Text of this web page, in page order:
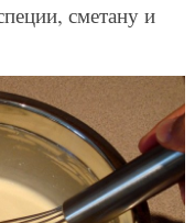
сметану и